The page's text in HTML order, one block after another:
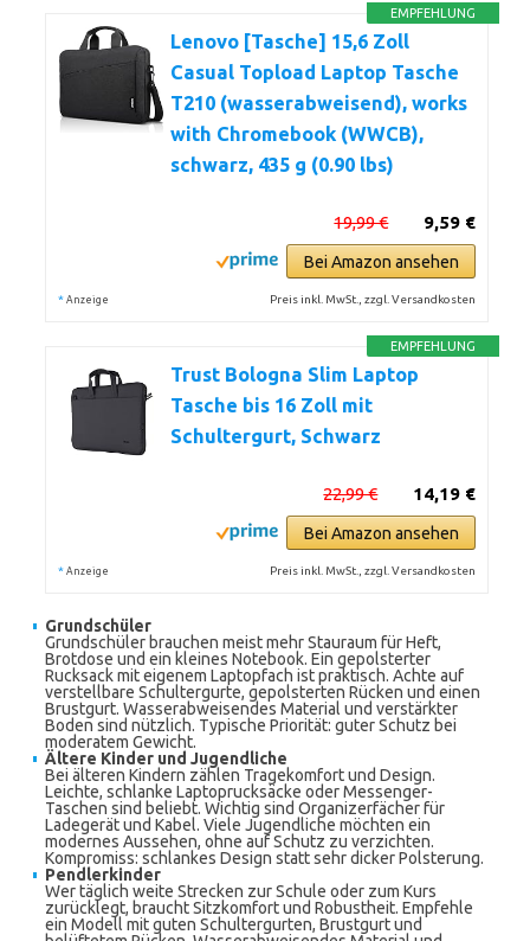
EMPFEHLUNG
Lenovo [Tasche] 15,6 Zoll
Casual Topload Laptop Tasche
T210 (wasserabweisend), works
with Chromebook (WWCB),
schwarz, 435 g (0.90 lbs)
9,59 €
19,99 €
Bei Amazon ansehen
* Anzeige Preis inkl. MwSt., zzgl. Versandkosten
EMPFEHLUNG
Trust Bologna Slim Laptop
Tasche bis 16 Zoll mit
Schultergurt, Schwarz
14,19 €
22,99 €
Bei Amazon ansehen
* Anzeige Preis inkl. MwSt., zzgl. Versandkosten
Grundschüler
Grundschüler brauchen meist mehr Stauraum für Heft,
Brotdose und ein kleines Notebook. Ein gepolsterter
Rucksack mit eigenem Laptopfach ist praktisch. Achte auf
verstellbare Schultergurte, gepolsterten Rücken und einen
Brustgurt. Wasserabweisendes Material und verstärkter
Boden sind nützlich. Typische Priorität: guter Schutz bei
moderatem Gewicht.
Ältere Kinder und Jugendliche
Bei älteren Kindern zählen Tragekomfort und Design.
Leichte, schlanke Laptoprucksäcke oder Messenger-
Taschen sind beliebt. Wichtig sind Organizerfächer für
Ladegerät und Kabel. Viele Jugendliche möchten ein
modernes Aussehen, ohne auf Schutz zu verzichten.
Kompromiss: schlankes Design statt sehr dicker Polsterung.
Pendlerkinder
Wer täglich weite Strecken zur Schule oder zum Kurs
zurücklegt, braucht Sitzkomfort und Robustheit. Empfehle
ein Modell mit guten Schultergurten, Brustgurt und